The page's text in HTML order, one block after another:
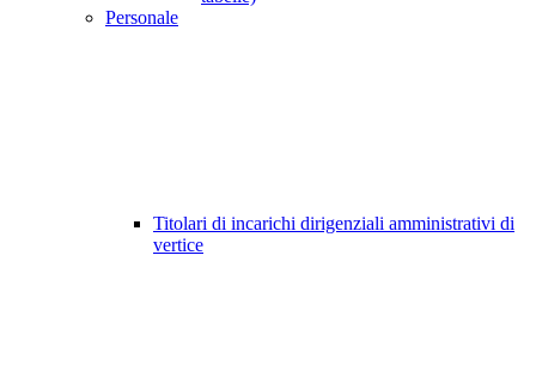
Personale
Titolari di incarichi dirigenziali amministrativi di
vertice